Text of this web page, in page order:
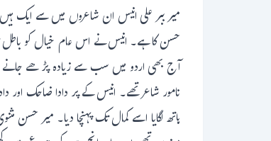
میر ببر علی انیس ان شاعروں میں سے ایک
حسن کا ہے۔ انیس نے اس عام خیال کو باطل
نامور شاعر تھے۔ انیس کے پر دادا ضاحک
ہاتھ لگایا اسے کمال تک پہنچا دیا۔ میر